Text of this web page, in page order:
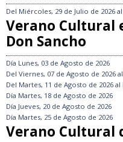
Del Miércoles, 29 de Julio de 2026 al
Verano Cultural
Don Sancho
Día Lunes, 03 de Agosto de 2026
Del Viernes, 07 de Agosto de 2026 al
Del Martes, 11 de Agosto de 2026 al
Día Martes, 18 de Agosto de 2026
Día Jueves, 20 de Agosto de 2026
Día Martes, 25 de Agosto de 2026
Verano Cultural